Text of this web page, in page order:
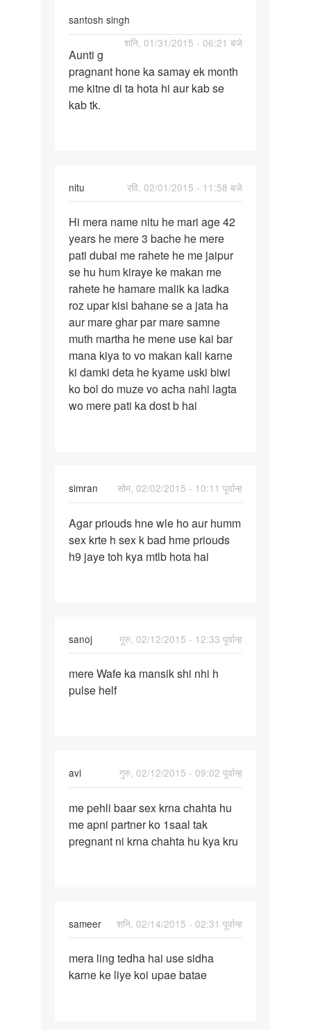
santosh singh
शनि, 01/31/2015 - 06:21 बजे
Aunti
g
pragnant
hone
Aunti g
pragnant hone ka samay ek month
me kitne di ta hota hi aur kab se
kab tk.
nitu
रवि, 02/01/2015 - 11:58 बजे
Hi
mera
name
nitu
he
mari
age
Hi mera name nitu he mari age 42
years he mere 3 bache he mere
pati dubai me rahete he me jaipur
se hu hum kiraye ke makan me
rahete he hamare malik ka ladka
roz upar kisi bahane se a jata ha
aur mare ghar par mare samne
muth martha he mene use kai bar
mana kiya to vo makan kali karne
ki damki deta he kyame uski biwi
ko bol do muze vo acha nahi lagta
wo mere pati ka dost b hai
simran
सोम, 02/02/2015 - 10:11 पूर्वान्ह
Agar
priouds
hne
Agar priouds hne wle ho aur humm
sex krte h sex k bad hme priouds
h9 jaye toh kya mtlb hota hai
sanoj
गुरु, 02/12/2015 - 12:33 पूर्वान्ह
mere
Wafe
h
mere Wafe ka mansik shi nhi h
pulse helf
avi
गुरु, 02/12/2015 - 09:02 पूर्वान्ह
me
pehli
baar
me pehli baar sex krna chahta hu
me apni partner ko 1saal tak
pregnant ni krna chahta hu kya kru
sameer
शनि, 02/14/2015 - 02:31 पूर्वान्ह
mera
ling
mera ling tedha hai use sidha
karne ke liye koi upae batae